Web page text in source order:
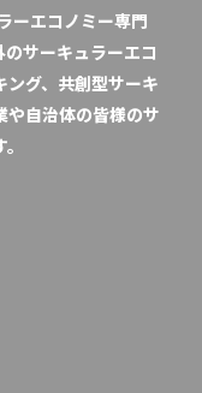
ーエコノミー専門
サーキュラーエコ
ング、共創型サーキ
や自治体の皆様のサ